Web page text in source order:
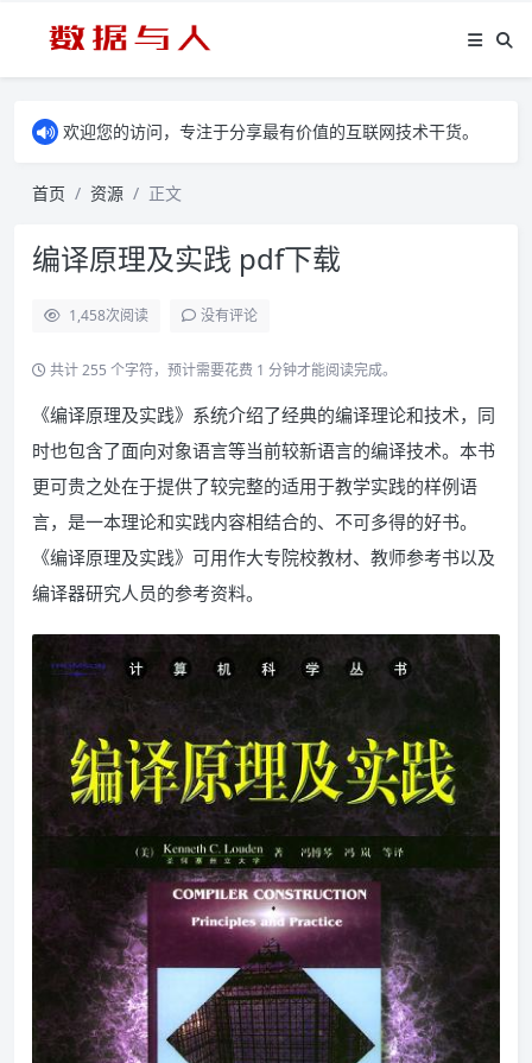
欢迎您的访问，专注于分享最有价值的互联网技术干货。
首页 资源 正文
编译原理及实践 pdf下载
1,458次阅读 没有评论
共计 255 个字符，预计需要花费 1 分钟才能阅读完成。
《编译原理及实践》系统介绍了经典的编译理论和技术，同
时也包含了面向对象语言等当前较新语言的编译技术。本书
更可贵之处在于提供了较完整的适用于教学实践的样例语
言，是一本理论和实践内容相结合的、不可多得的好书。
《编译原理及实践》可用作大专院校教材、教师参考书以及
编译器研究人员的参考资料。